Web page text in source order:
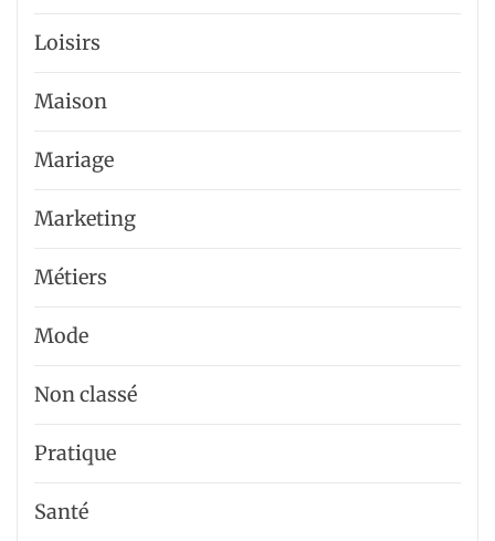
Loisirs
Maison
Mariage
Marketing
Métiers
Mode
Non classé
Pratique
Santé